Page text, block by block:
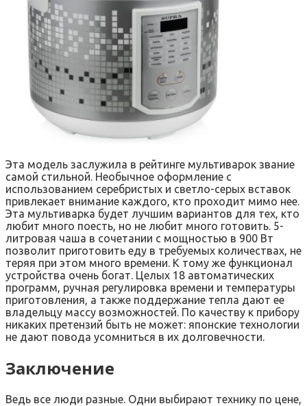
Эта модель заслужила в рейтинге мультиварок звание
самой стильной. Необычное оформление с
использованием серебристых и светло-серых вставок
привлекает внимание каждого, кто проходит мимо нее.
Эта мультиварка будет лучшим вариантов для тех, кто
любит много поесть, но не любит много готовить. 5-
литровая чаша в сочетании с мощностью в 900 Вт
позволит приготовить еду в требуемых количествах, не
теряя при этом много времени. К тому же функционал
устройства очень богат. Целых 18 автоматических
программ, ручная регулировка времени и температуры
приготовления, а также поддержание тепла дают ее
владельцу массу возможностей. По качеству к прибору
никаких претензий быть не может: японские технологии
не дают повода усомниться в их долговечности.
Заключение
Ведь все люди разные. Одни выбирают технику по цене,